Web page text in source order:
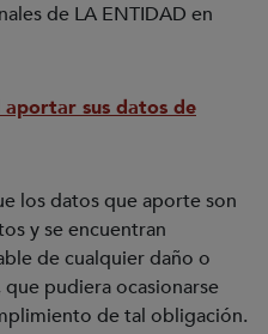
de LA ENTIDAD en
sus datos de
los datos que aporte son
y se encuentran
de cualquier daño o
pudiera ocasionarse
de tal obligación.